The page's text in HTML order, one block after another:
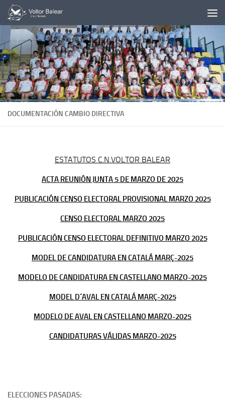
Saltar al contenido
DOCUMENTACIÓN CAMBIO DIRECTIVA
ESTATUTOS C.N.VOLTOR BALEAR
ACTA REUNIÓN JUNTA 5 DE MARZO DE 2025
PUBLICACIÓN CENSO ELECTORAL PROVISIONAL MARZO 2025
CENSO ELECTORAL MARZO 2025
PUBLICACIÓN CENSO ELECTORAL DEFINITIVO MARZO 2025
MODEL DE CANDIDATURA EN CATALÁ MARÇ-2025
MODELO DE CANDIDATURA EN CASTELLANO MARZO-2025
MODEL D´AVAL EN CATALÁ MARÇ-2025
MODELO DE AVAL EN CASTELLANO MARZO-2025
CANDIDATURAS VÁLIDAS MARZO-2025
ELECCIONES PASADAS: